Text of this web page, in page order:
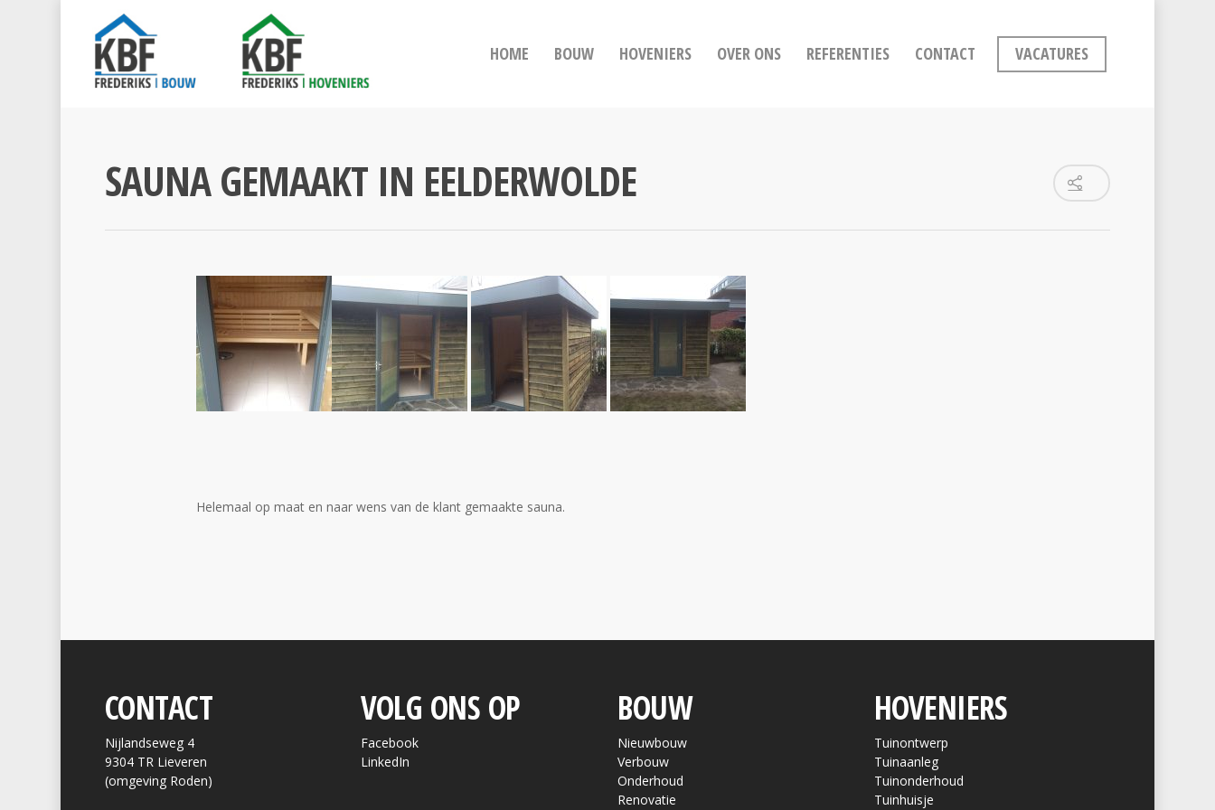
HOME BOUW HOVENIERS OVER ONS REFERENTIES CONTACT VACATURES
SAUNA GEMAAKT IN EELDERWOLDE
Helemaal op maat en naar wens van de klant gemaakte sauna.
CONTACT
Nijlandseweg 4
9304 TR Lieveren
(omgeving Roden)
VOLG ONS OP
Facebook
LinkedIn
BOUW
Nieuwbouw
Verbouw
Onderhoud
Renovatie
HOVENIERS
Tuinontwerp
Tuinaanleg
Tuinonderhoud
Tuinhuisje